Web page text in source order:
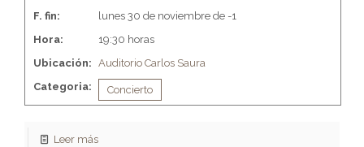
F. fin:
lunes 30 de noviembre de -1
Hora:
19:30 horas
Ubicación: Auditorio Carlos Saura
Categoria:
Concierto
Leer más